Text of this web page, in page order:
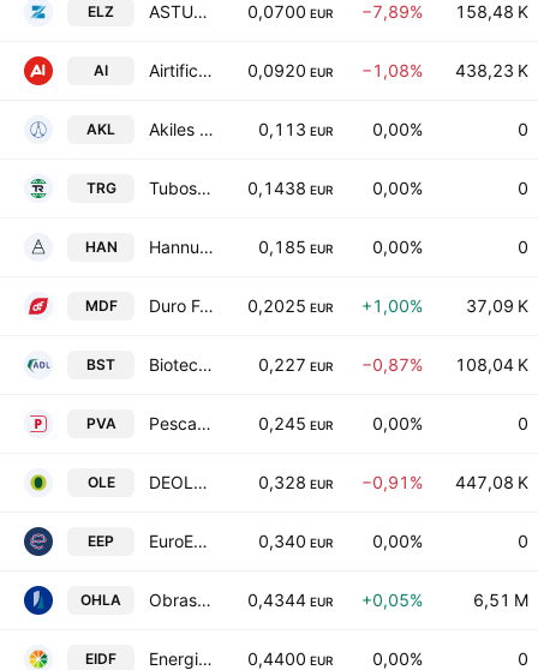
ELZ ASTURIANA DE LAMINADOS S.A 0,0700 EUR −7,89% 158,48 K
AI Airtificial Intelligence Structures SA 0,0920 EUR −1,08% 438,23 K
AKL Akiles corporation SE 0,113 EUR 0,00% 0
TRG Tubos Reunidos, S.A. 0,1438 EUR 0,00% 0
HAN Hannun SA 0,185 EUR 0,00% 0
MDF Duro Felguera S.A. 0,2025 EUR +1,00% 37,09 K
BST Biotechnology Assets SA 0,227 EUR −0,87% 108,04 K
PVA Pescanova, S.A. 0,245 EUR 0,00% 0
OLE DEOLEO, S.A. 0,328 EUR −0,91% 447,08 K
EEP EuroEspes, S.A. 0,340 EUR 0,00% 0
OHLA Obrascon Huarte Lain SA 0,4344 EUR +0,05% 6,51 M
EIDF Energia, Innovacion y Desarrollo Fotovoltaico SA 0,4400 EUR 0,00% 0